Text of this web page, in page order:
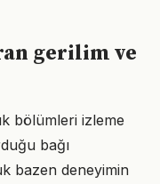
gerilim ve
bölümleri izleme
bağı
bazen deneyimin